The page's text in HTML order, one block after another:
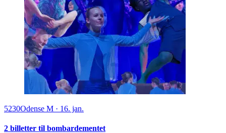
5230Odense M · 16. jan.
2 billetter til bombardementet